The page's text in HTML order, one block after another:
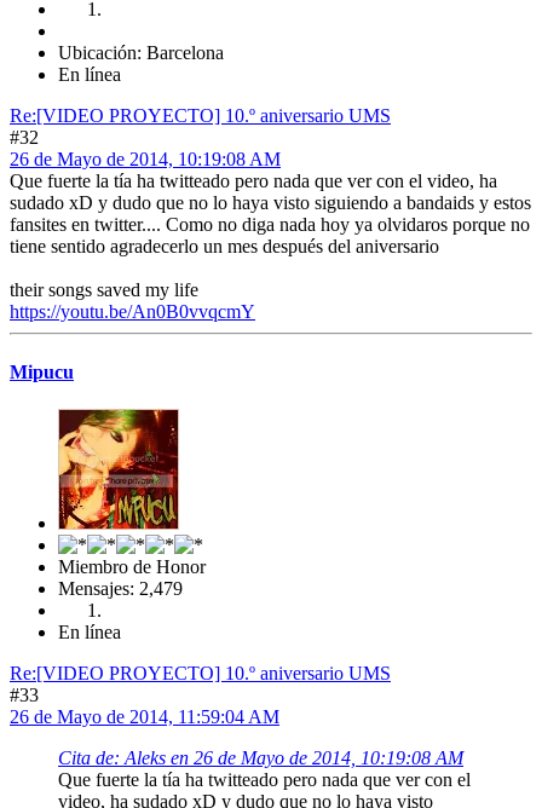
Ubicación: Barcelona
En línea
Re:[VIDEO PROYECTO] 10.º aniversario UMS
#32
26 de Mayo de 2014, 10:19:08 AM
Que fuerte la tía ha twitteado pero nada que ver con el video, ha
sudado xD y dudo que no lo haya visto siguiendo a bandaids y estos
fansites en twitter.... Como no diga nada hoy ya olvidaros porque no
tiene sentido agradecerlo un mes después del aniversario
their songs saved my life
https://youtu.be/An0B0vvqcmY
Mipucu
Miembro de Honor
Mensajes: 2,479
En línea
Re:[VIDEO PROYECTO] 10.º aniversario UMS
#33
26 de Mayo de 2014, 11:59:04 AM
Cita de: Aleks en 26 de Mayo de 2014, 10:19:08 AM
Que fuerte la tía ha twitteado pero nada que ver con el
video, ha sudado xD y dudo que no lo haya visto